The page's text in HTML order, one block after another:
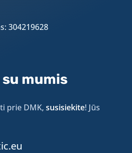
304219628
mumis
prie DMK, susisiekite! Jūs